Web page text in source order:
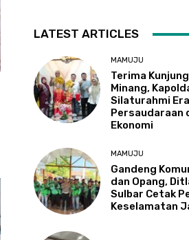
LATEST ARTICLES
MAMUJU
Terima
Minang,
Silaturahmi
Persaudaraan
Ekonomi
MAMUJU
Gandeng
dan Opang,
Sulbar Cetak
Keselamatan